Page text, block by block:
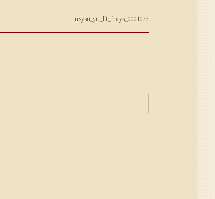
nsysu_yu_lit_theys_0001073